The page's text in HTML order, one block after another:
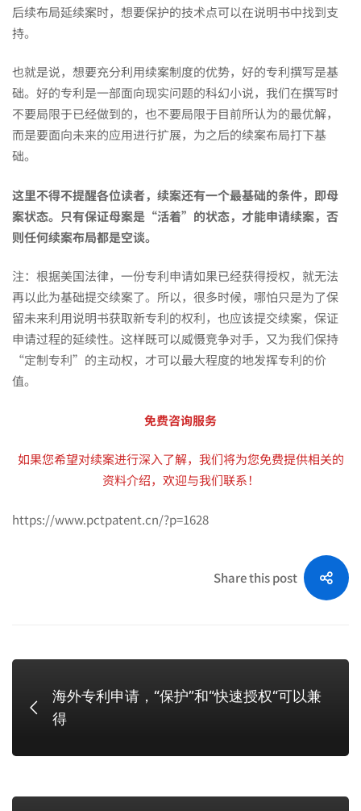
后续布局延续案时，想要保护的技术点可以在说明书中找到支
持。
也就是说，想要充分利用续案制度的优势，好的专利撰写是基
础。好的专利是一部面向现实问题的科幻小说，我们在撰写时
不要局限于已经做到的，也不要局限于目前所认为的最优解，
而是要面向未来的应用进行扩展，为之后的续案布局打下基
础。
这里不得不提醒各位读者，续案还有一个最基础的条件，即母
案状态。只有保证母案是“活着”的状态，才能申请续案，否
则任何续案布局都是空谈。
注：根据美国法律，一份专利申请如果已经获得授权，就无法
再以此为基础提交续案了。所以，很多时候，哪怕只是为了保
留未来利用说明书获取新专利的权利，也应该提交续案，保证
申请过程的延续性。这样既可以威慑竞争对手，又为我们保持
“定制专利”的主动权，才可以最大程度的地发挥专利的价
值。
免费咨询服务
如果您希望对续案进行深入了解，我们将为您免费提供相关的
资料介绍，欢迎与我们联系！
https://www.pctpatent.cn/?p=1628
Share this post
海外专利申请，“保护”和“快速授权“可以兼
得